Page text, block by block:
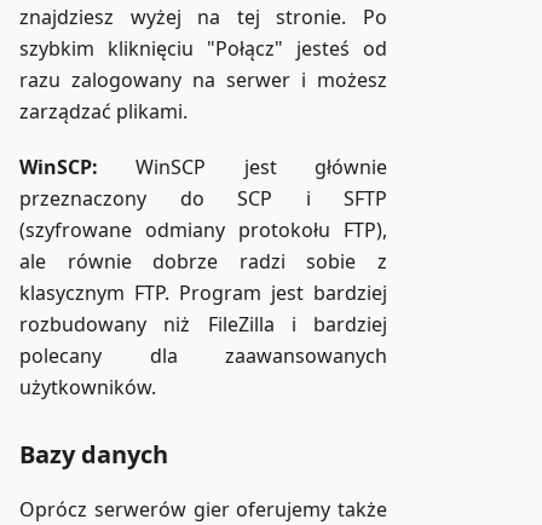
znajdziesz wyżej na tej stronie. Po
szybkim kliknięciu "Połącz" jesteś od
razu zalogowany na serwer i możesz
zarządzać plikami.
WinSCP: WinSCP jest głównie
przeznaczony do SCP i SFTP
(szyfrowane odmiany protokołu FTP),
ale równie dobrze radzi sobie z
klasycznym FTP. Program jest bardziej
rozbudowany niż FileZilla i bardziej
polecany dla zaawansowanych
użytkowników.
Bazy danych
Oprócz serwerów gier oferujemy także